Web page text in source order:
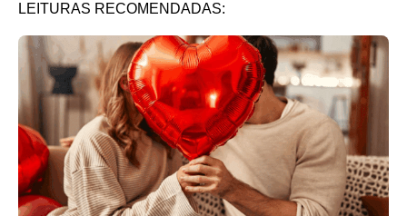
LEITURAS RECOMENDADAS: